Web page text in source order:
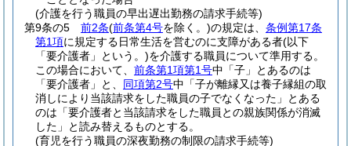
(介護を行う職員の早出遅出勤務の請求手続等)
第9条の5
前2条(前条第4号を除く。)の規定は、 条例第17条
第1項に規定する日常生活を営むのに支障がある者(以下
「要介護者」という。)を介護する職員について準用する。
この場合において、 前条第1項第1号中「子」とあるのは
「要介護者」と、 同項第2号中「子が離縁又は養子縁組の取
消しにより当該請求をした職員の子でなくなった」とある
のは「要介護者と当該請求をした職員との親族関係が消滅
した」と読み替えるものとする。
(育児を行う職員の深夜勤務の制限の請求手続等)